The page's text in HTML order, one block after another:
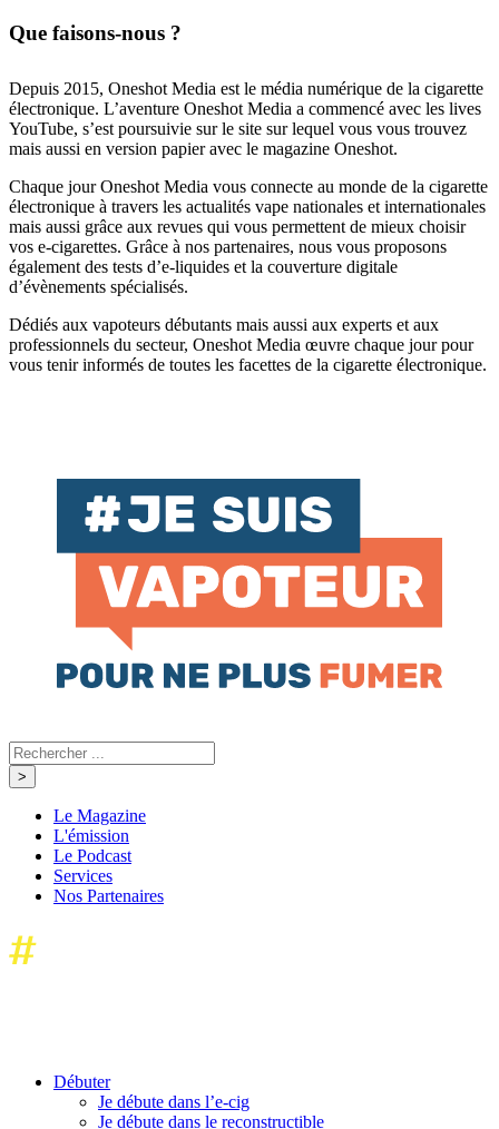
Que faisons-nous ?
Depuis 2015, Oneshot Media est le média numérique de la cigarette
électronique. L’aventure Oneshot Media a commencé avec les lives
YouTube, s’est poursuivie sur le site sur lequel vous vous trouvez
mais aussi en version papier avec le magazine Oneshot.
Chaque jour Oneshot Media vous connecte au monde de la cigarette
électronique à travers les actualités vape nationales et internationales
mais aussi grâce aux revues qui vous permettent de mieux choisir
vos e-cigarettes. Grâce à nos partenaires, nous vous proposons
également des tests d’e-liquides et la couverture digitale
d’évènements spécialisés.
Dédiés aux vapoteurs débutants mais aussi aux experts et aux
professionnels du secteur, Oneshot Media œuvre chaque jour pour
vous tenir informés de toutes les facettes de la cigarette électronique.
Le Magazine
L'émission
Le Podcast
Services
Nos Partenaires
Débuter
Je débute dans l’e-cig
Je débute dans le reconstructible